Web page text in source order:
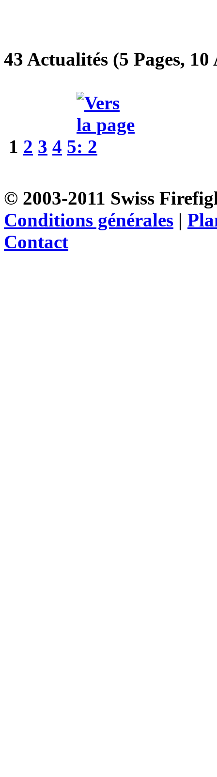
43 Actualités (5 Pages,
1 2 3 4 5
© 2003-2011 Swiss
Conditions générales |
Contact